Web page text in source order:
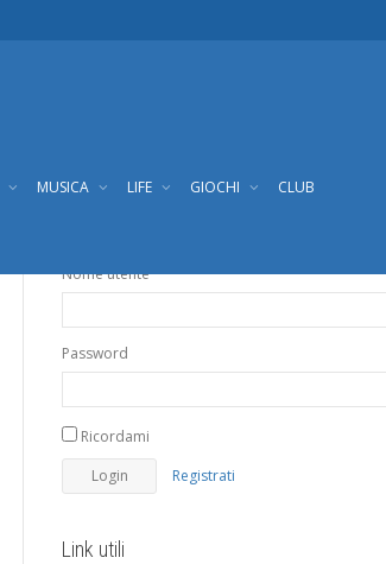
MUSICA LIFE GIOCHI CLUB
Nome utente
Password
Ricordami
Registrati
Link utili